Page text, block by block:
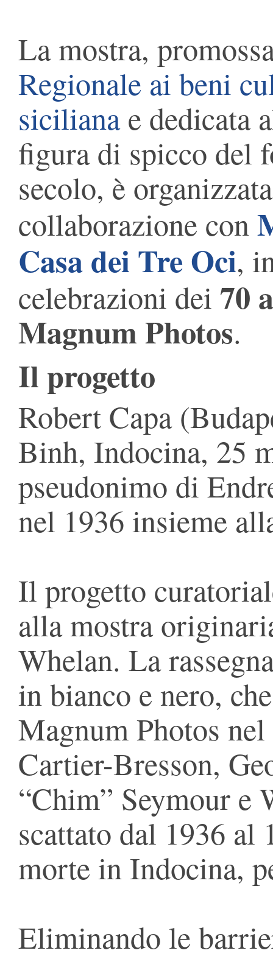
La mostra,
Regionale ai beni
sicilianae dedicata
figura di spicco del
secolo, è
collaborazione con
Casa dei Tre Oci,
celebrazioni dei 70
Magnum Photos.
Il progetto
Robert Capa
Binh, Indocina, 25
pseudonimo di
nel 1936 insie­me
Il progetto
alla mostra
Whelan. La
in bianco e nero,
Magnum Photos
Cartier-Bresson,
“Chim” Seymour e
scattato dal 1936 al
morte in Indocina,
Eliminando le